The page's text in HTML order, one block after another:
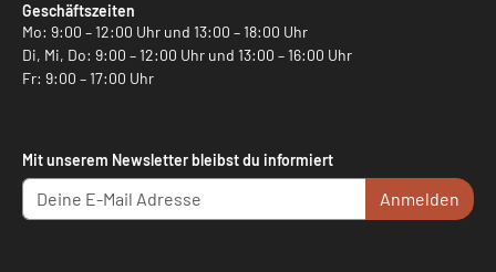
Geschäftszeiten
Mo: 9:00 – 12:00 Uhr und 13:00 – 18:00 Uhr
Di, Mi, Do: 9:00 – 12:00 Uhr und 13:00 – 16:00 Uhr
Fr: 9:00 – 17:00 Uhr
Mit unserem Newsletter bleibst du informiert
Anmelden